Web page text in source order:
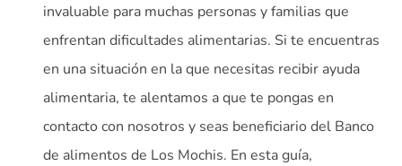
invaluable para muchas personas y familias que
enfrentan dificultades alimentarias. Si te encuentras
en una situación en la que necesitas recibir ayuda
alimentaria, te alentamos a que te pongas en
contacto con nosotros y seas beneficiario del Banco
de alimentos de Los Mochis. En esta guía,